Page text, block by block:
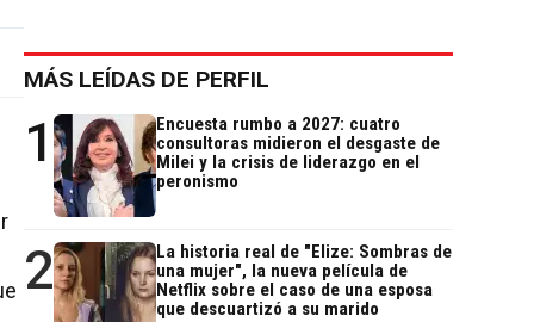
MÁS LEÍDAS DE PERFIL
1
Encuesta rumbo a 2027: cuatro
consultoras midieron el desgaste de
Milei y la crisis de liderazgo en el
peronismo
2
La historia real de "Elize: Sombras de
una mujer", la nueva película de
Netflix sobre el caso de una esposa
que descuartizó a su marido